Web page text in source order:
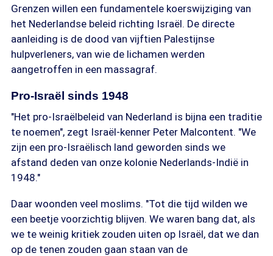
Grenzen willen een fundamentele koerswijziging van
het Nederlandse beleid richting Israël. De directe
aanleiding is de dood van vijftien Palestijnse
hulpverleners, van wie de lichamen werden
aangetroffen in een massagraf.
Pro-Israël sinds 1948
"Het pro-Israëlbeleid van Nederland is bijna een traditie
te noemen", zegt Israël-kenner Peter Malcontent. "We
zijn een pro-Israëlisch land geworden sinds we
afstand deden van onze kolonie Nederlands-Indië in
1948."
Daar woonden veel moslims. "Tot die tijd wilden we
een beetje voorzichtig blijven. We waren bang dat, als
we te weinig kritiek zouden uiten op Israël, dat we dan
op de tenen zouden gaan staan van de